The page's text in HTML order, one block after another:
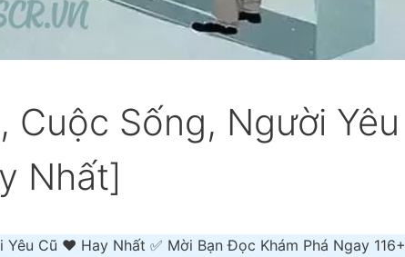
Cuộc Sống, Người Yêu
Nhất]
Yêu Cũ ❤️️ Hay Nhất ✅ Mời Bạn Đọc Khám Phá Ngay 116+